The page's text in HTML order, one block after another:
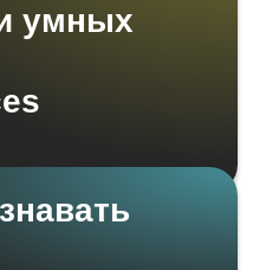
умных